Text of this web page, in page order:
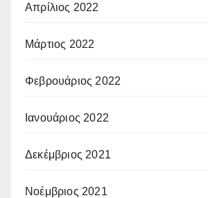
Απρίλιος 2022
Μάρτιος 2022
Φεβρουάριος 2022
Ιανουάριος 2022
Δεκέμβριος 2021
Νοέμβριος 2021